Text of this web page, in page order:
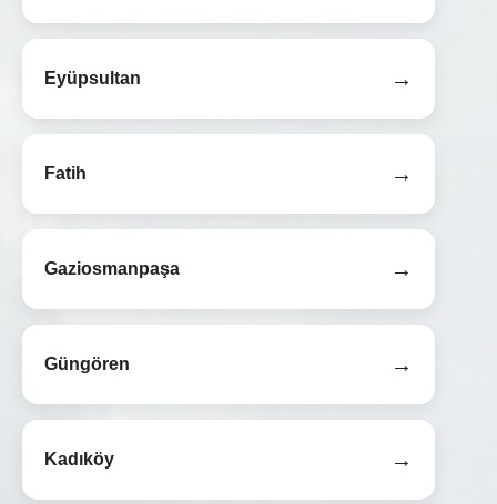
Eyüpsultan →
Fatih →
Gaziosmanpaşa →
Güngören →
Kadıköy →